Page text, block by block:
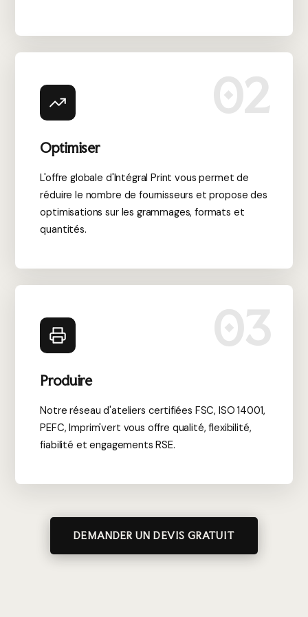
02
Optimiser
L'offre globale d'Intégral Print vous permet de
réduire le nombre de fournisseurs et propose des
optimisations sur les grammages, formats et
quantités.
03
Produire
Notre réseau d'ateliers certifiées FSC, ISO 14001,
PEFC, Imprim'vert vous offre qualité, flexibilité,
fiabilité et engagements RSE.
DEMANDER UN DEVIS GRATUIT